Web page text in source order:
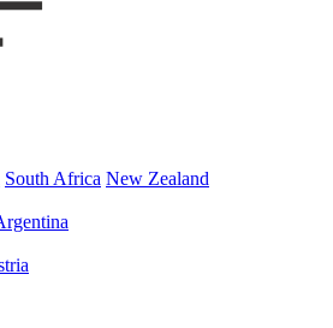
South Africa New Zealand